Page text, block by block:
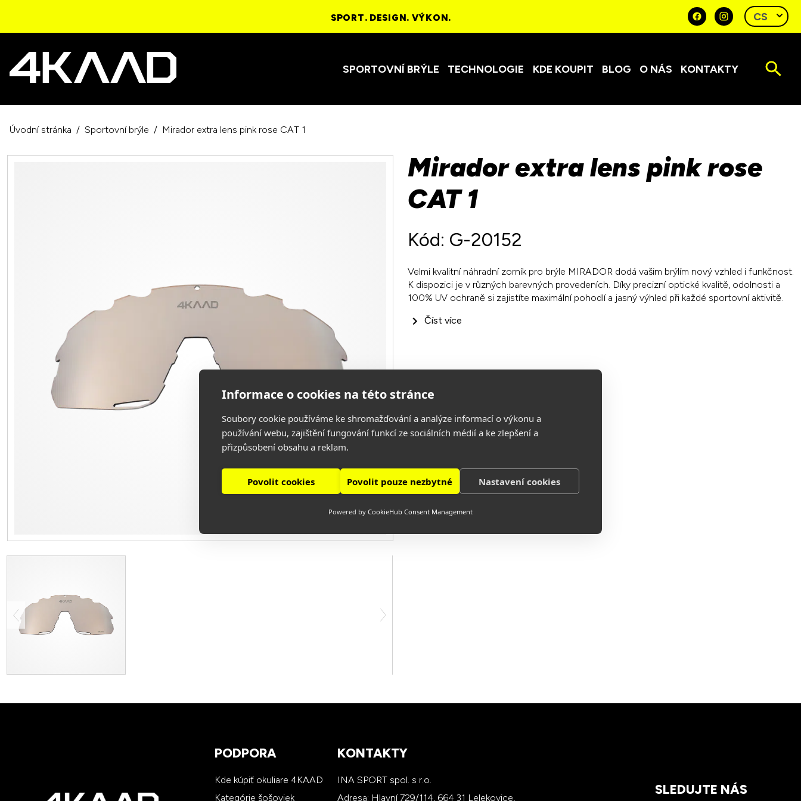
Informace o cookies na této stránce
Soubory cookie používáme ke shromažďování a analýze informací o výkonu a
používání webu, zajištění fungování funkcí ze sociálních médií a ke zlepšení a
přizpůsobení obsahu a reklam.
Povolit cookies Povolit pouze nezbytné Nastavení cookies
Powered by CookieHub Consent Management
SPORT. DESIGN. VÝKON.
SPORTOVNÍ BRÝLE TECHNOLOGIE KDE KOUPIT BLOG O NÁS KONTAKTY
Úvodní stránka Sportovní brýle Mirador extra lens pink rose CAT 1
Mirador extra lens pink rose
CAT 1
Kód: G-20152
Velmi kvalitní náhradní zorník pro brýle MIRADOR dodá vašim brýlím nový vzhled i funkčnost.
K dispozici je v různých barevných provedeních. Díky precizní optické kvalitě, odolnosti a
100% UV ochraně si zajistíte maximální pohodlí a jasný výhled při každé sportovní aktivitě.
Číst více
PODPORA
Kde kúpiť okuliare 4KAAD
Kategórie šošoviek
KONTAKTY
INA SPORT spol. s r.o.
Adresa: Hlavní 729/114, 664 31 Lelekovice,
SLEDUJTE NÁS